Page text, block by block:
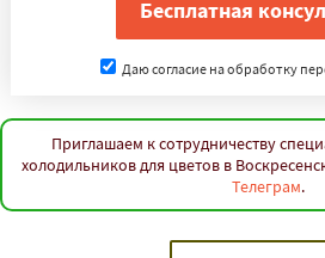
Даю согласие на обработку
Приглашаем к сотрудничеству
холодильников для цветов в
Телеграм.